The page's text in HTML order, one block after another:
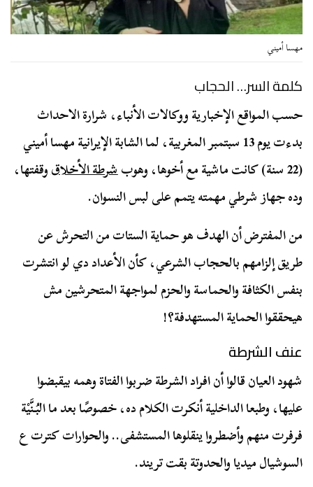
مهسا أميني
كلمة السر… الحجاب
حسب المواقع الإخبارية ووكالات الأنباء، شرارة الاحداث
بدءت يوم 13 سبتمبر المغربية، لما الشابة الإيرانية مهسا أميني
(22 سنة) كانت ماشية مع أخوها، وهوب
شرطة الأخلاقوقفتها،
وده جهاز شرطي مهمته يتمم على لبس النسوان.
من المفترض أن الهدف هو حماية الستات من التحرش عن
طريق إلزامهم بالحجاب الشرعي، كأن الأعداد دي لو انتشرت
بنفس الكثافة والحماسة والحزم لمواجهة المتحرشين مش
هيحققوا الحماية المستهدفة؟!
عنف الشرطة
شهود العيان قالوا أن افراد الشرطة ضربوا الفتاة وهمه بيقبضوا
عليها، وطبعا الداخلية أنكرت الكلام ده، خصوصًا بعد ما البُنَّيْة
فرفرت منهم وأضطروا ينقلوها المستشفى.. والحوارات كترت ع
السوشيال ميديا والحدوتة بقت تريند.